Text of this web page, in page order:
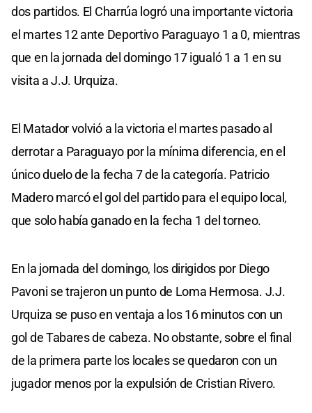
dos partidos. El Charrúa logró una importante victoria
el martes 12 ante Deportivo Paraguayo 1 a 0, mientras
que en la jornada del domingo 17 igualó 1 a 1 en su
visita a J.J. Urquiza.
El Matador volvió a la victoria el martes pasado al
derrotar a Paraguayo por la mínima diferencia, en el
único duelo de la fecha 7 de la categoría. Patricio
Madero marcó el gol del partido para el equipo local,
que solo había ganado en la fecha 1 del torneo.
En la jornada del domingo, los dirigidos por Diego
Pavoni se trajeron un punto de Loma Hermosa. J.J.
Urquiza se puso en ventaja a los 16 minutos con un
gol de Tabares de cabeza. No obstante, sobre el final
de la primera parte los locales se quedaron con un
jugador menos por la expulsión de Cristian Rivero.